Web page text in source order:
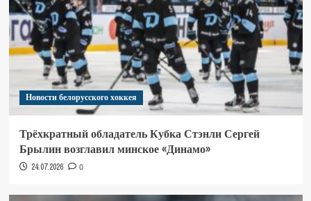
Новости белорусского хоккея
Трёхкратный обладатель Кубка Стэнли Сергей
Брылин возглавил минское «Динамо»
24.07.2026 0